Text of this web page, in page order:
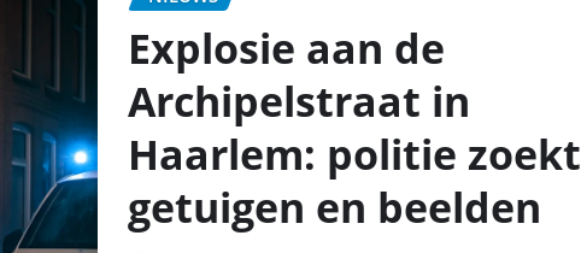
Explosie aan de
Archipelstraat in
Haarlem: politie zoekt
getuigen en beelden